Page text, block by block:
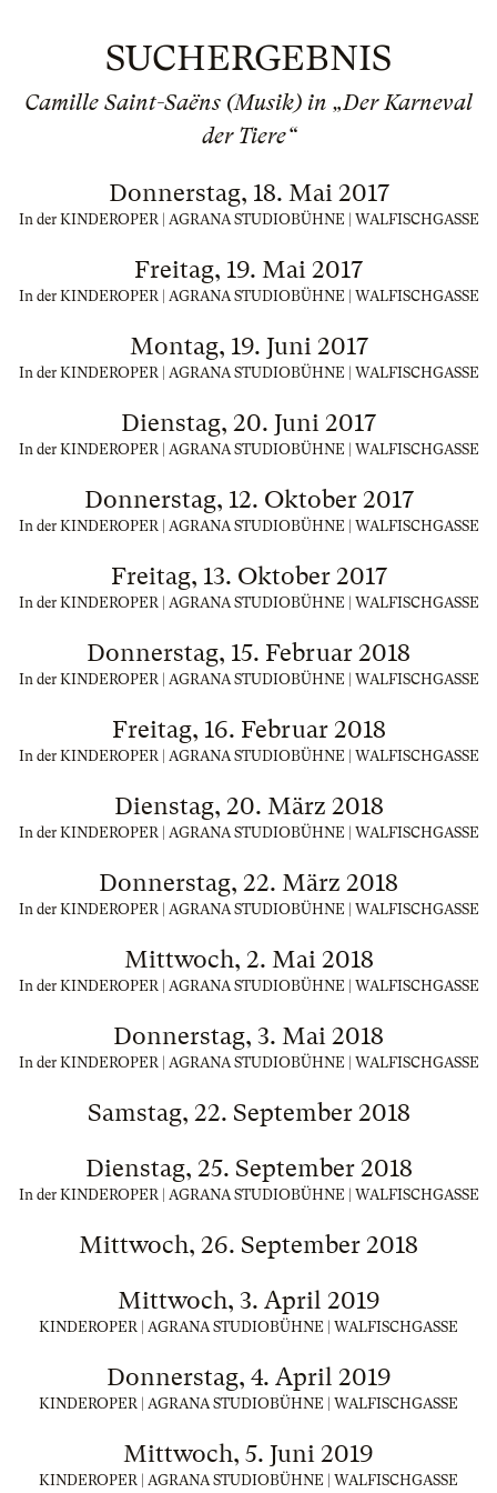
SUCHERGEBNIS
Camille Saint-Saëns (Musik) in „Der Karneval
der Tiere“
Donnerstag, 18. Mai 2017
In der KINDEROPER | AGRANA STUDIOBÜHNE | WALFISCHGASSE
Freitag, 19. Mai 2017
In der KINDEROPER | AGRANA STUDIOBÜHNE | WALFISCHGASSE
Montag, 19. Juni 2017
In der KINDEROPER | AGRANA STUDIOBÜHNE | WALFISCHGASSE
Dienstag, 20. Juni 2017
In der KINDEROPER | AGRANA STUDIOBÜHNE | WALFISCHGASSE
Donnerstag, 12. Oktober 2017
In der KINDEROPER | AGRANA STUDIOBÜHNE | WALFISCHGASSE
Freitag, 13. Oktober 2017
In der KINDEROPER | AGRANA STUDIOBÜHNE | WALFISCHGASSE
Donnerstag, 15. Februar 2018
In der KINDEROPER | AGRANA STUDIOBÜHNE | WALFISCHGASSE
Freitag, 16. Februar 2018
In der KINDEROPER | AGRANA STUDIOBÜHNE | WALFISCHGASSE
Dienstag, 20. März 2018
In der KINDEROPER | AGRANA STUDIOBÜHNE | WALFISCHGASSE
Donnerstag, 22. März 2018
In der KINDEROPER | AGRANA STUDIOBÜHNE | WALFISCHGASSE
Mittwoch, 2. Mai 2018
In der KINDEROPER | AGRANA STUDIOBÜHNE | WALFISCHGASSE
Donnerstag, 3. Mai 2018
In der KINDEROPER | AGRANA STUDIOBÜHNE | WALFISCHGASSE
Samstag, 22. September 2018
Dienstag, 25. September 2018
In der KINDEROPER | AGRANA STUDIOBÜHNE | WALFISCHGASSE
Mittwoch, 26. September 2018
Mittwoch, 3. April 2019
KINDEROPER | AGRANA STUDIOBÜHNE | WALFISCHGASSE
Donnerstag, 4. April 2019
KINDEROPER | AGRANA STUDIOBÜHNE | WALFISCHGASSE
Mittwoch, 5. Juni 2019
KINDEROPER | AGRANA STUDIOBÜHNE | WALFISCHGASSE